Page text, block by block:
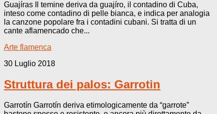
Guajíras Il temine deriva da guajíro, il contadino di Cuba,
inteso come contadino di pelle bianca, e indica per analogia
la canzone popolare fra i contadini cubani. Si tratta di un
cante aflamencado che...
Arte flamenca
30 Luglio 2018
Struttura dei palos: Garrotin
Garrotín Garrotín deriva etimologicamente da “garrote”